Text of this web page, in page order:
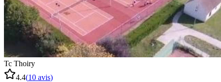
Tc Thoiry
4.4(10 avis)